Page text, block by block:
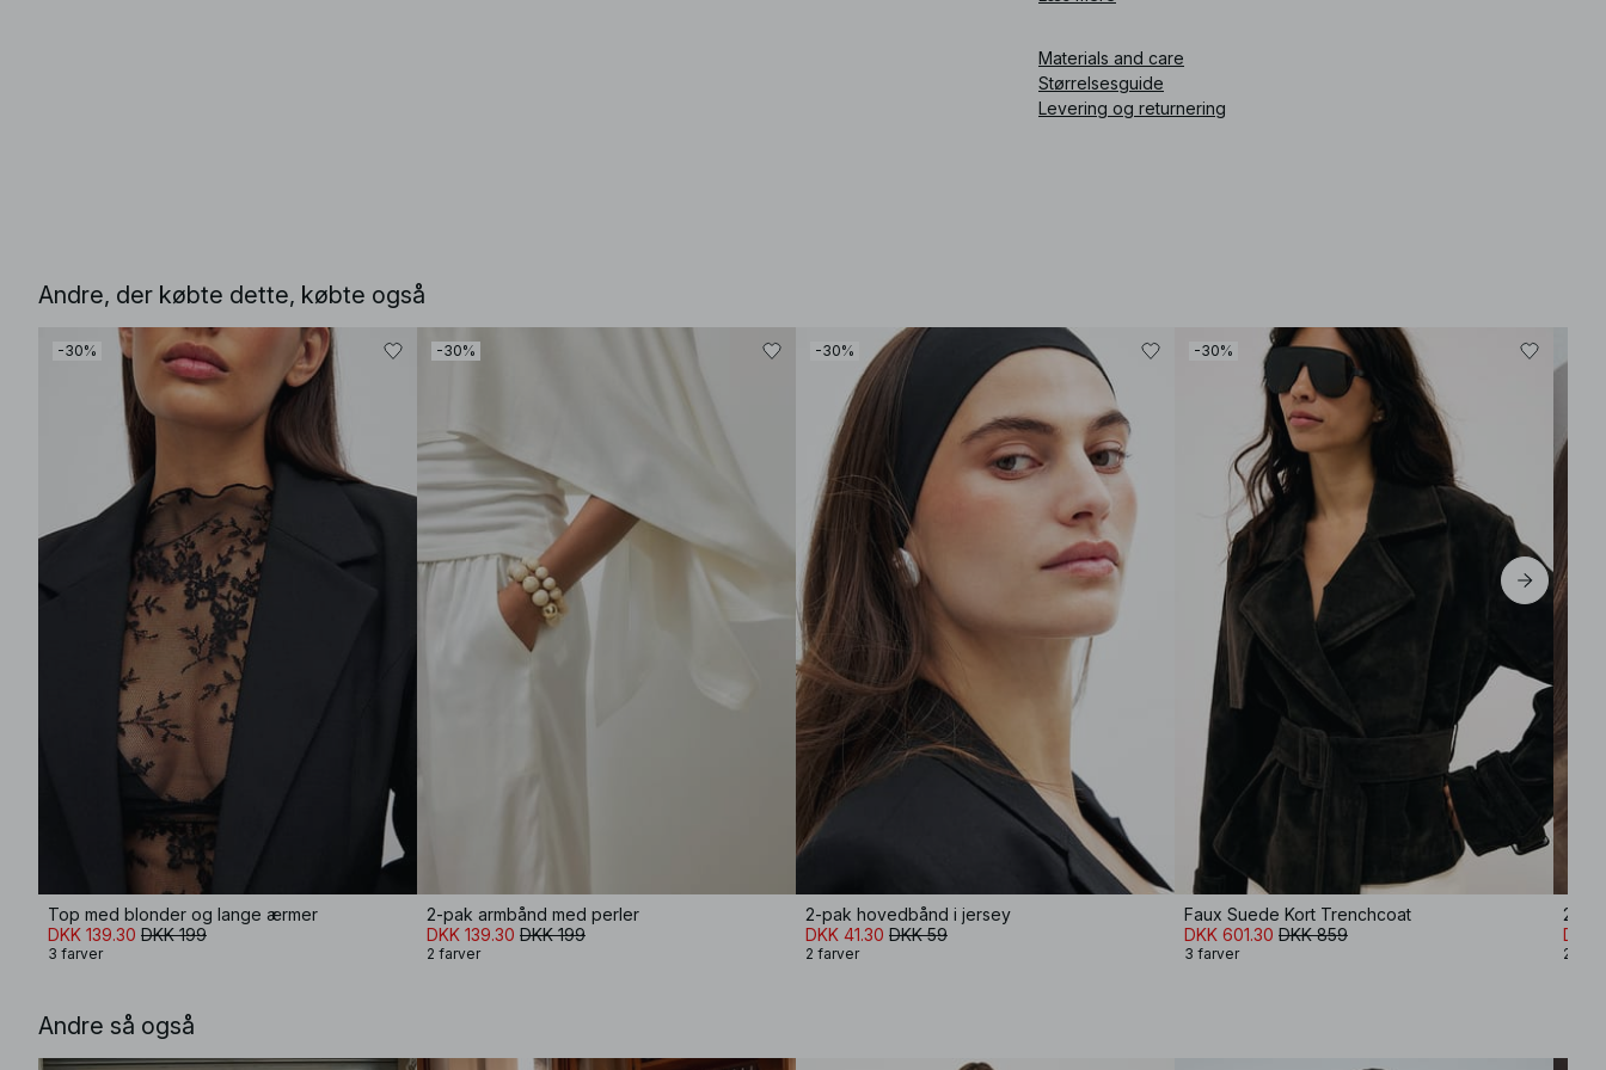
Artikelnummer:1100-012804-0005
Materials and care
Størrelsesguide
Levering og returnering
Andre, der købte dette, købte også
-30%
Top med blonder og lange ærmer
DKK 139.30 DKK 199
3 farver
-30%
2-pak armbånd med perler
DKK 139.30 DKK 199
2 farver
-30%
2-pak hovedbånd i jersey
DKK 41.30 DKK 59
2 farver
-30%
Faux Suede Kort Trenchcoat
DKK 601.30 DKK 859
3 farver
2-
DKK
2
Andre så også